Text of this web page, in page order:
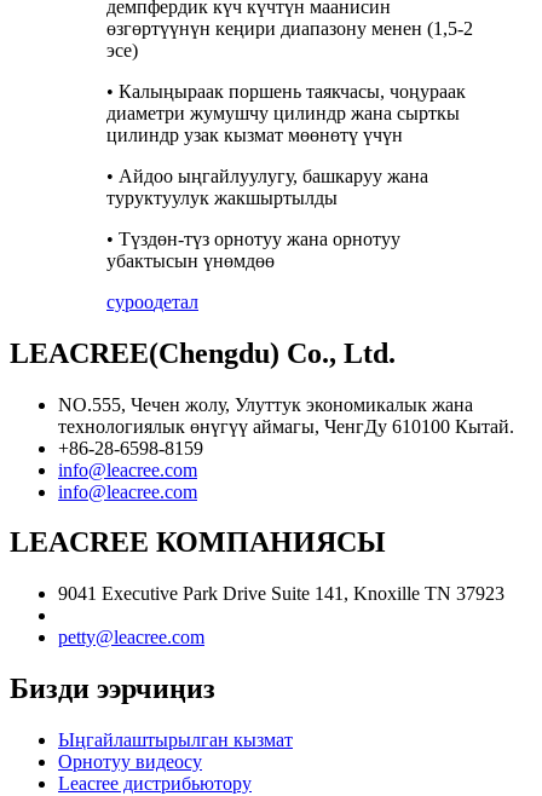
демпфердик күч күчтүн маанисин
өзгөртүүнүн кеңири диапазону менен (1,5-2
эсе)
• Калыңыраак поршень таякчасы, чоңураак
диаметри жумушчу цилиндр жана сырткы
цилиндр узак кызмат мөөнөтү үчүн
• Айдоо ыңгайлуулугу, башкаруу жана
туруктуулук жакшыртылды
• Түздөн-түз орнотуу жана орнотуу
убактысын үнөмдөө
суроодетал
LEACREE(Chengdu) Co., Ltd.
NO.555, Чечен жолу, Улуттук экономикалык жана
технологиялык өнүгүү аймагы, ЧенгДу 610100 Кытай.
+86-28-6598-8159
info@leacree.com
info@leacree.com
LEACREE КОМПАНИЯСЫ
9041 Executive Park Drive Suite 141, Knoxille TN 37923
petty@leacree.com
Бизди ээрчиңиз
Ыңгайлаштырылган кызмат
Орнотуу видеосу
Leacree дистрибьютору